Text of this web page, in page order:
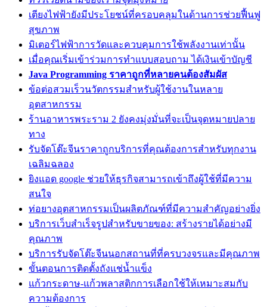
เตียงไฟฟ้ายังมีประโยชน์ที่ครอบคลุมในด้านการช่วยฟื้นฟู
สุขภาพ
มิเตอร์ไฟฟ้าการวัดและควบคุมการใช้พลังงานเท่านั้น
เมื่อคุณเริ่มเข้าร่วมการทำแบบสอบถาม ได้เงินเข้าบัญชี
Java Programming ราคาถูกที่หลายคนต้องสัมผัส
ข้อต่อสวมเร็วนวัตกรรมสำหรับผู้ใช้งานในหลาย
อุตสาหกรรม
ร้านอาหารพระราม 2 ยังคงมุ่งมั่นที่จะเป็นจุดหมายปลาย
ทาง
รับจัดโต๊ะจีนราคาถูกบริการที่คุณต้องการสำหรับทุกงาน
เฉลิมฉลอง
ยิงแอด google ช่วยให้ธุรกิจสามารถเข้าถึงผู้ใช้ที่มีความ
สนใจ
ท่อยางอุตสาหกรรมเป็นผลิตภัณฑ์ที่มีความสำคัญอย่างยิ่ง
บริการเว็บสำเร็จรูปสำหรับขายของ: สร้างรายได้อย่างมี
คุณภาพ
บริการรับจัดโต๊ะจีนนอกสถานที่ที่ครบวงจรและมีคุณภาพ
ขั้นตอนการติดตั้งถังแช่น้ำแข็ง
แก้วกระดาษ-แก้วพลาสติกการเลือกใช้ให้เหมาะสมกับ
ความต้องการ